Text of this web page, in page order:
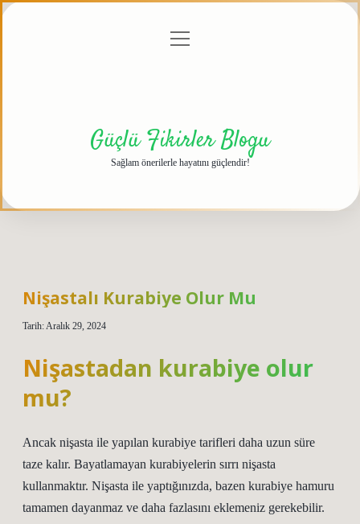
menüyü
Güçlü Fikirler Blogu
Sağlam önerilerle hayatını güçlendir!
Nişastalı Kurabiye Olur Mu
Tarih: Aralık 29, 2024
Nişastadan kurabiye olur
mu?
Ancak nişasta ile yapılan kurabiye tarifleri daha uzun süre
taze kalır. Bayatlamayan kurabiyelerin sırrı nişasta
kullanmaktır. Nişasta ile yaptığınızda, bazen kurabiye hamuru
tamamen dayanmaz ve daha fazlasını eklemeniz gerekebilir.